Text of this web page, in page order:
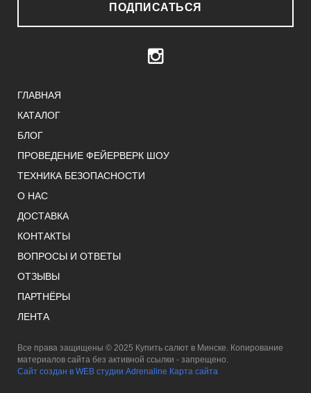
ПОДПИСАТЬСЯ
ГЛАВНАЯ
КАТАЛОГ
БЛОГ
ПРОВЕДЕНИЕ ФЕЙЕРВЕРК ШОУ
ТЕХНИКА БЕЗОПАСНОСТИ
О НАС
ДОСТАВКА
КОНТАКТЫ
ВОПРОСЫ И ОТВЕТЫ
ОТЗЫВЫ
ПАРТНЁРЫ
ЛЕНТА
Все права защищены © 2025 Купить салют в Минске. Копирование
материалов сайта без активной ссылки - запрещено.
Сайт создан в WEB студии Adrenaline Карта сайта